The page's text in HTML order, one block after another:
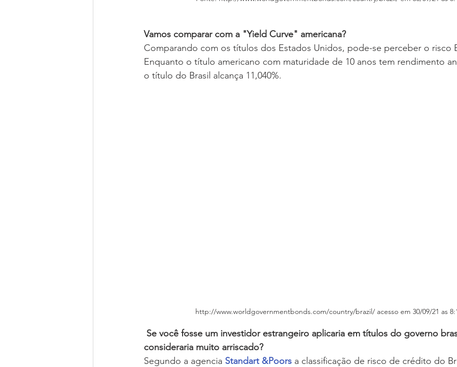
Vamos comparar com a "Yield Curve" americana?
Comparando com os títulos dos Estados Unidos, pode-se perceber o risco
Enquanto o título americano com maturidade de 10 anos tem rendimento
o título do Brasil alcança 11,040%.
http://www.worldgovernmentbonds.com/country/brazil/ acesso em 30/09/21 as
consideraria muito arriscado?
Segundo a agencia Standart &Poors a classificação de risco de crédito do